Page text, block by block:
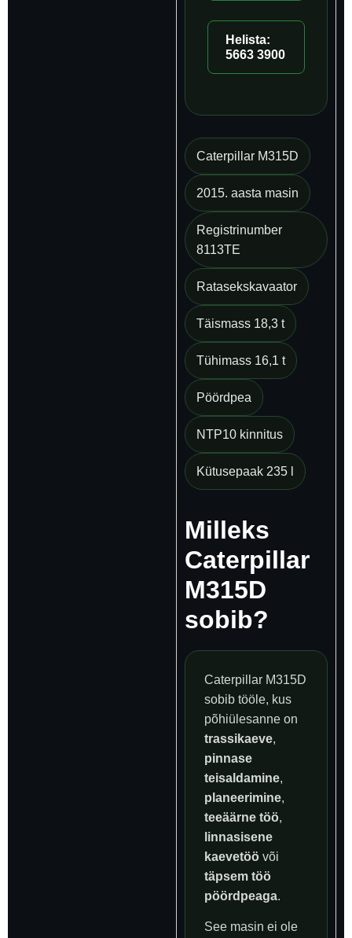
Helista:
5663 3900
Caterpillar M315D
2015. aasta masin
Registrinumber
8113TE
Ratasekskavaator
Täismass 18,3 t
Tühimass 16,1 t
Pöördpea
NTP10 kinnitus
Kütusepaak 235 l
Milleks
Caterpillar
M315D
sobib?
Caterpillar M315D
sobib tööle, kus
põhiülesanne on
trassikaeve,
pinnase
teisaldamine,
planeerimine,
teeäärne töö,
linnasisene
kaevetöö või
täpsem töö
pöördpeaga.
See masin ei ole